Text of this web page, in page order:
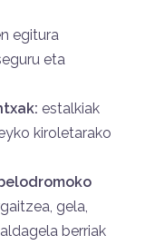
egitura
eta
estalkiak
kiroletarako
gela,
berriak